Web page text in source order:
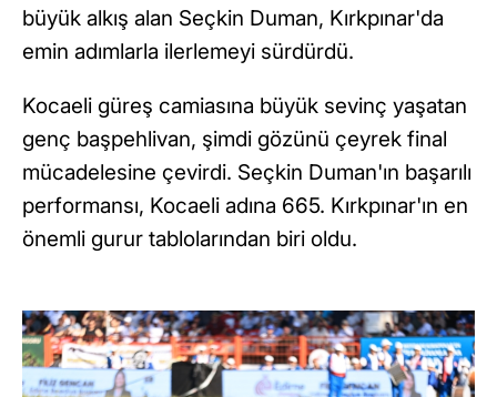
büyük alkış alan Seçkin Duman, Kırkpınar'da
emin adımlarla ilerlemeyi sürdürdü.
Kocaeli güreş camiasına büyük sevinç yaşatan
genç başpehlivan, şimdi gözünü çeyrek final
mücadelesine çevirdi. Seçkin Duman'ın başarılı
performansı, Kocaeli adına 665. Kırkpınar'ın en
önemli gurur tablolarından biri oldu.